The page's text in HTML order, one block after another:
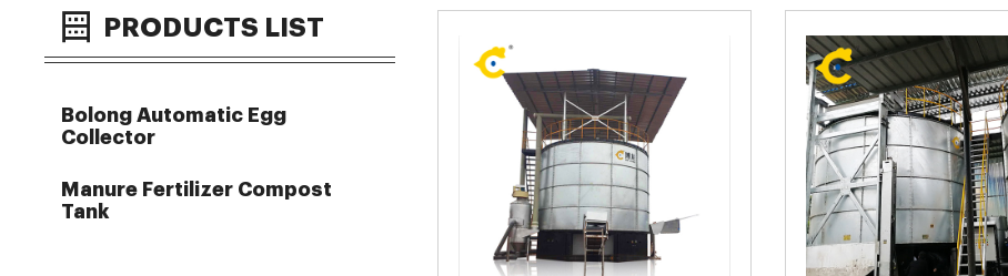
PRODUCTS LIST
Bolong Automatic Egg
Collector
Manure Fertilizer Compost
Tank